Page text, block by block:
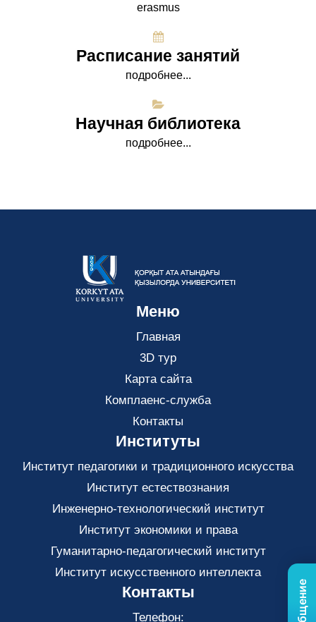
erasmus
Расписание занятий
подробнее...
Научная библиотека
подробнее...
Меню
Главная
3D тур
Карта сайта
Комплаенс-служба
Контакты
Институты
Институт педагогики и традиционного искусства
Институт естествознания
Инженерно-технологический институт
Институт экономики и права
Гуманитарно-педагогический институт
Институт искусственного интеллекта
Контакты
Телефон: